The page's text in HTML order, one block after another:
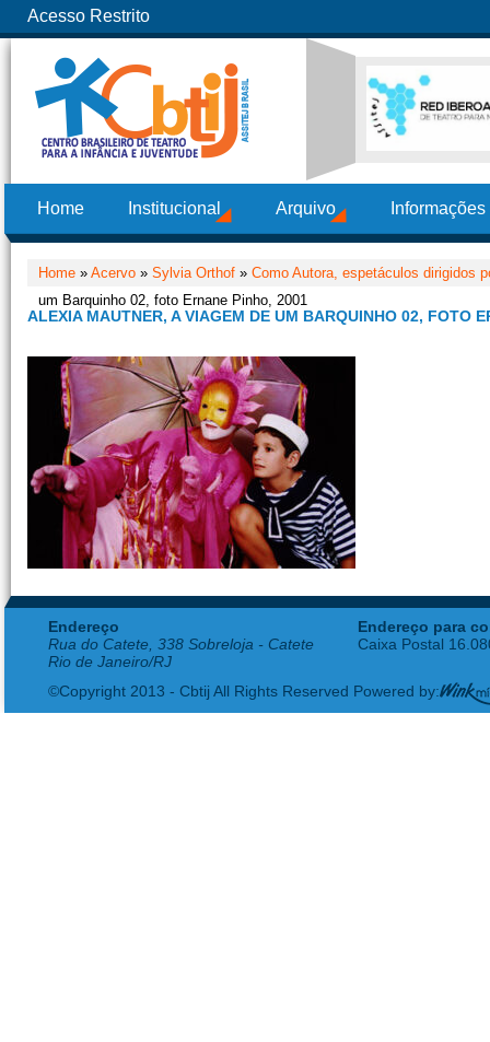
Acesso Restrito
Home Institucional Arquivo
Home » Acervo » Sylvia Orthof » Como Autora, espetáculos dirigidos
um Barquinho 02, foto Ernane Pinho, 2001
ALEXIA MAUTNER, A VIAGEM DE UM BARQUINHO 02, FOTO
Endereço
Rua do Catete, 338 Sobreloja - Catete
Rio de Janeiro/RJ
Endereço para
Caixa Postal
©Copyright 2013 - Cbtij All Rights Reserved Powered by: